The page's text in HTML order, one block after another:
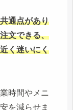
通点があり
文できる、
く迷いにく
時間やメニ
を減らせま